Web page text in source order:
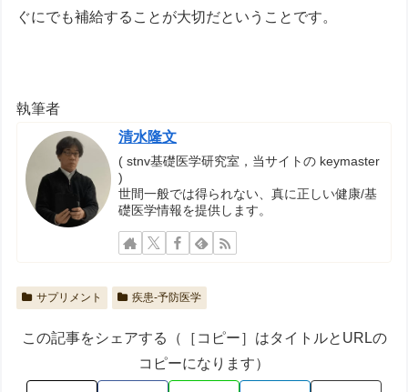
ぐにでも補給することが大切だということです。
執筆者
清水隆文
( stnv基礎医学研究室，当サイトの keymaster
)
世間一般では得られない、真に正しい健康/基
礎医学情報を提供します。
サプリメント 疾患-予防医学
この記事をシェアする（［コピー］はタイトルとURLの
コピーになります）